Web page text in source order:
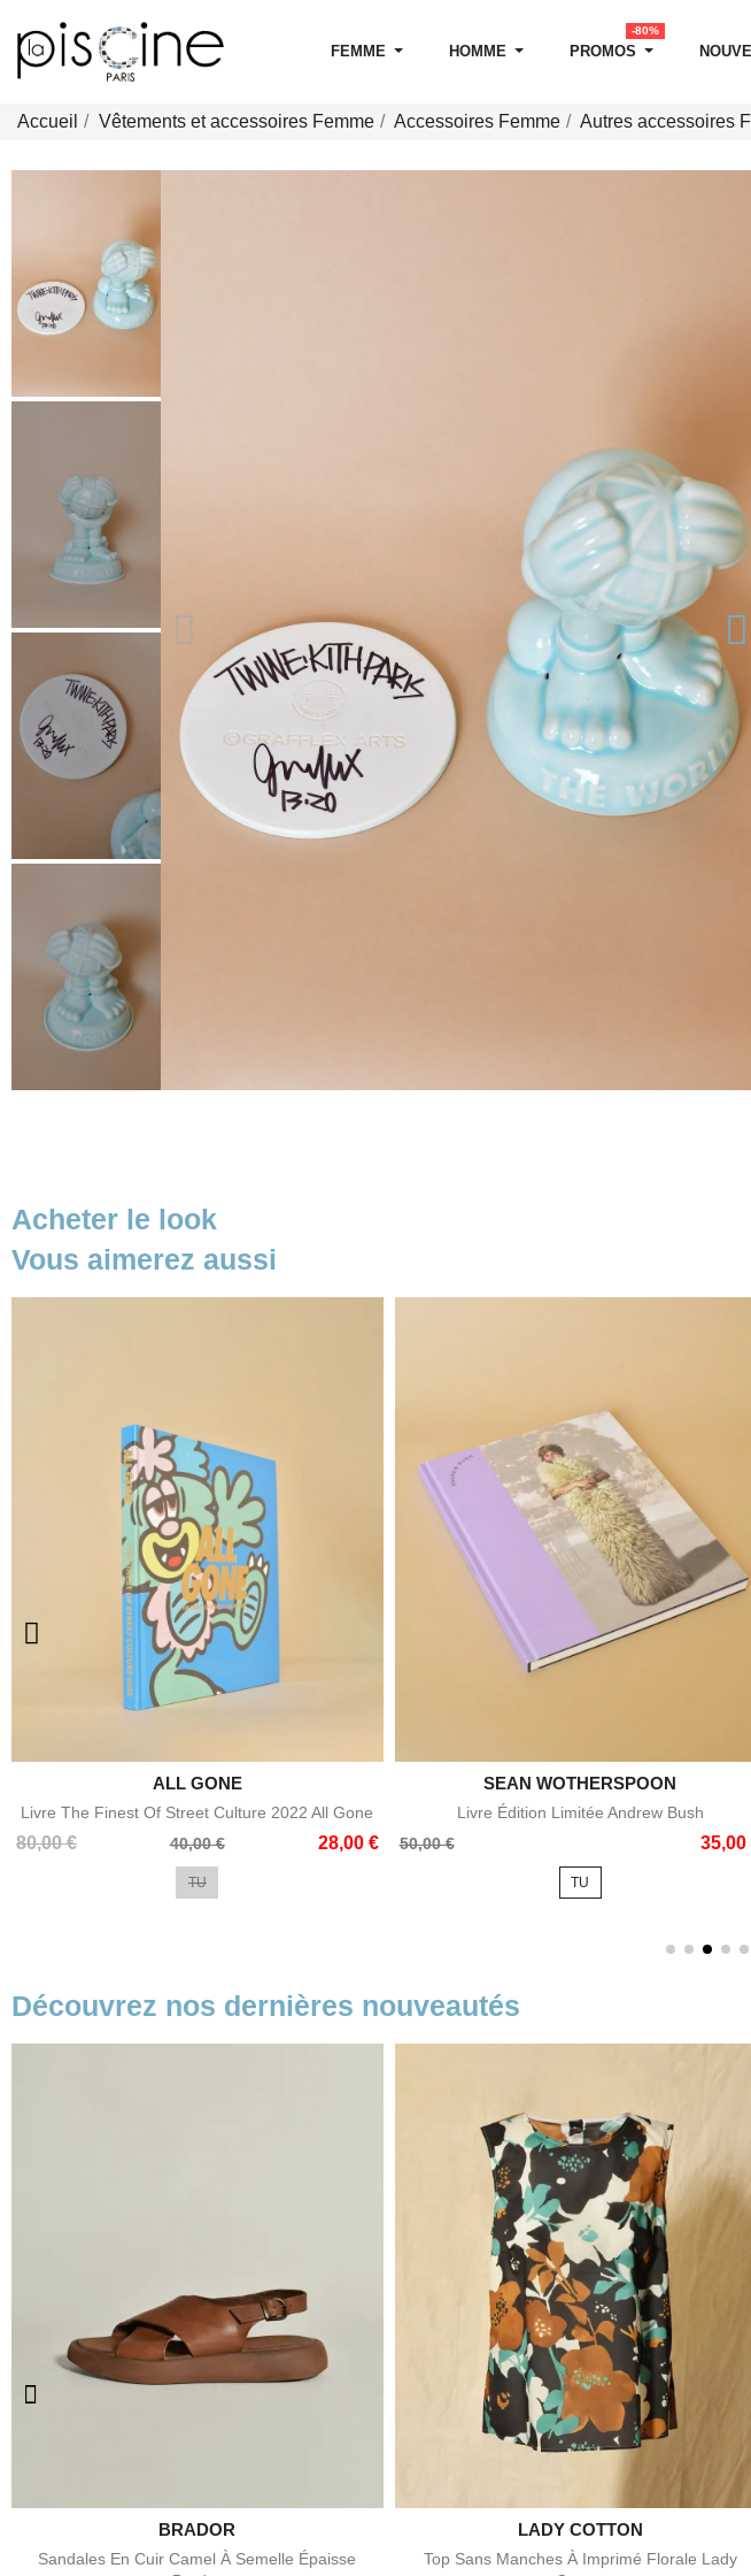
FEMME HOMME PROMOS
-80%
Accueil Vêtements et accessoires Femme Accessoires Femme Autres accessoires
Acheter le look
Vous aimerez aussi
Aperçu rapide
ALL GONE
Livre The Finest Of Street Culture 2022 All Gone
80,00 €
Prix
40,00 € 28,00 €
Prix
TU
 Aperçu rapide
SEAN WOTHERSPOON
Livre Édition Limitée Andrew Bush
Prix
50,00 € 35,00
Prix
TU
Découvrez nos dernières nouveautés
Aperçu rapide
BRADOR
Sandales En Cuir Camel À Semelle Épaisse
Aperçu rapide
LADY COTTON
Top Sans Manches À Imprimé Florale Lady